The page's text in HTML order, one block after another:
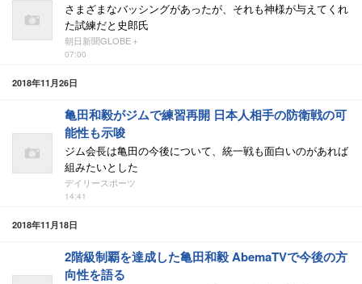
さまざまなバッシングがあったが、それも神様が与えてくれ
た試練だと史郎氏
朝日新聞GLOBE＋
07:00
2018年11月26日
亀田和毅がジムで練習再開 日本人相手の防衛戦の可
能性も示唆
ジム会長は亀田の今後について、統一戦も面白いのがあれば
組みたいとした
デイリースポーツ
14:41
2018年11月18日
2階級制覇を達成した亀田和毅 AbemaTVで今後の方
向性を語る